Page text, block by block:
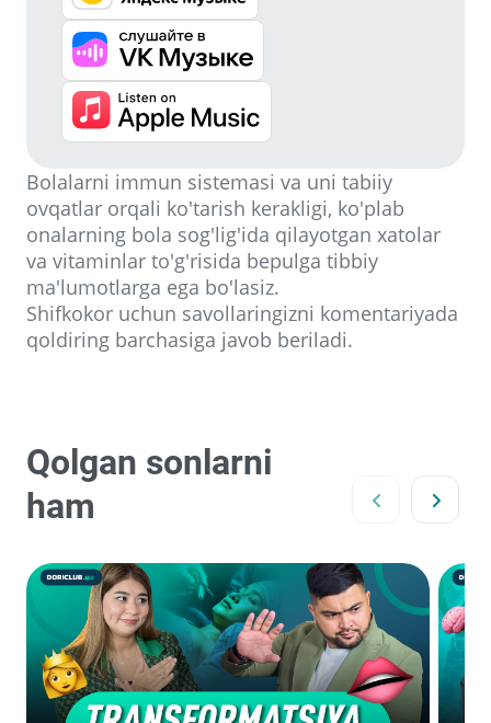
Bolalarni immun sistemasi va uni tabiiy
ovqatlar orqali ko'tarish kerakligi, ko'plab
onalarning bola sog'lig'ida qilayotgan xatolar
va vitaminlar to'g'risida bepulga tibbiy
ma'lumotlarga ega bo'lasiz.
Shifkokor uchun savollaringizni komentariyada
qoldiring barchasiga javob beriladi.
Qolgan sonlarni
ham